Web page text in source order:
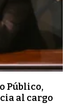
Público,
al cargo